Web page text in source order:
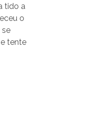
tido a
o
se
tente